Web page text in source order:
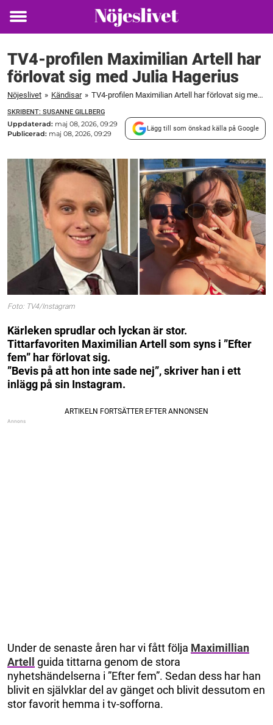
Toggle
TV4-profilen Maximilian Artell har
förlovat sig med Julia Hagerius
Nöjeslivet » Kändisar » TV4-profilen Maximilian Artell har förlovat sig med Julia Hagerius
SKRIBENT: SUSANNE GILLBERG
Uppdaterad: maj 08, 2026, 09:29
Publicerad: maj 08, 2026, 09:29
Lägg till som önskad källa på Google
Foto: TV4/Instagram
Kärleken sprudlar och lyckan är stor.
Tittarfavoriten Maximilian Artell som syns i ”Efter
fem” har förlovat sig.
”Bevis på att hon inte sade nej”, skriver han i ett
inlägg på sin Instagram.
Under de senaste åren har vi fått följa Maximillian
Artell
guida tittarna genom de stora
nyhetshändelserna i ”Efter fem”. Sedan dess har han
blivit en självklar del av gänget och blivit dessutom en
stor favorit hemma i tv-sofforna.